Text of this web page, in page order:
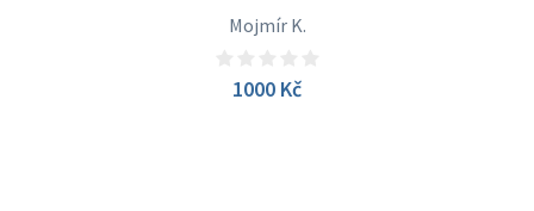
Mojmír K.
1000 Kč